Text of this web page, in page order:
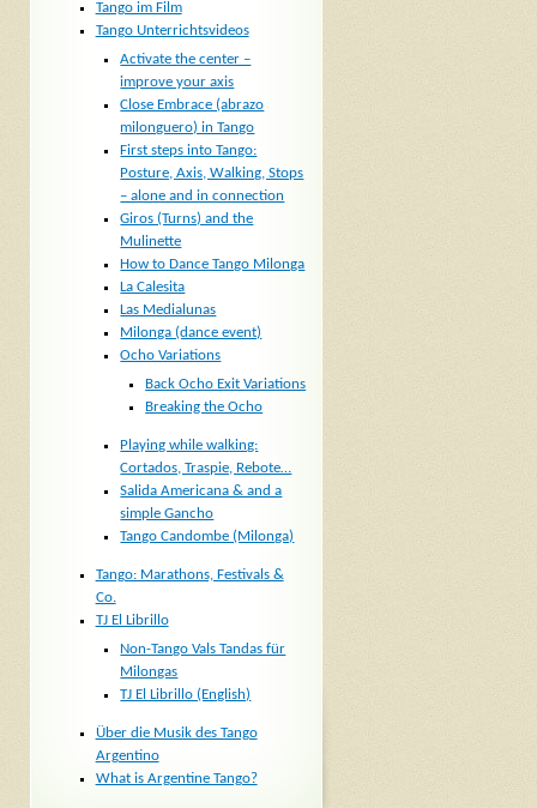
Tango im Film
Tango Unterrichtsvideos
Activate the center –
improve your axis
Close Embrace (abrazo
milonguero) in Tango
First steps into Tango:
Posture, Axis, Walking, Stops
– alone and in connection
Giros (Turns) and the
Mulinette
How to Dance Tango Milonga
La Calesita
Las Medialunas
Milonga (dance event)
Ocho Variations
Back Ocho Exit Variations
Breaking the Ocho
Playing while walking:
Cortados, Traspie, Rebote…
Salida Americana & and a
simple Gancho
Tango Candombe (Milonga)
Tango: Marathons, Festivals &
Co.
TJ El Librillo
Non-Tango Vals Tandas für
Milongas
TJ El Librillo (English)
Über die Musik des Tango
Argentino
What is Argentine Tango?